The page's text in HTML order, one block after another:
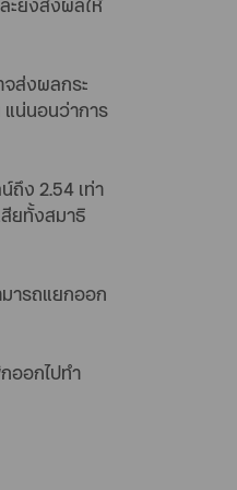
จส่งผลกระ
แน่นอนว่าการ
ถึง 2.54 เท่า
ยทั้งสมาธิ
ารถแยกออก
ออกไปทำ